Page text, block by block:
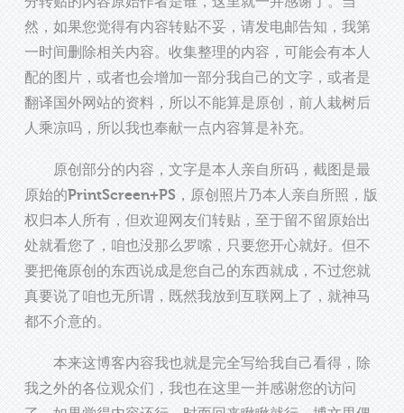
然，如果您觉得有内容转贴不妥，请发电邮告知，我第
一时间删除相关内容。收集整理的内容，可能会有本人
配的图片，或者也会增加一部分我自己的文字，或者是
翻译国外网站的资料，所以不能算是原创，前人栽树后
人乘凉吗，所以我也奉献一点内容算是补充。
原创部分的内容，文字是本人亲自所码，截图是最
原始的PrintScreen+PS，原创照片乃本人亲自所照，版
权归本人所有，但欢迎网友们转贴，至于留不留原始出
处就看您了，咱也没那么罗嗦，只要您开心就好。但不
要把俺原创的东西说成是您自己的东西就成，不过您就
真要说了咱也无所谓，既然我放到互联网上了，就神马
都不介意的。
本来这博客内容我也就是完全写给我自己看得，除
我之外的各位观众们，我也在这里一并感谢您的访问